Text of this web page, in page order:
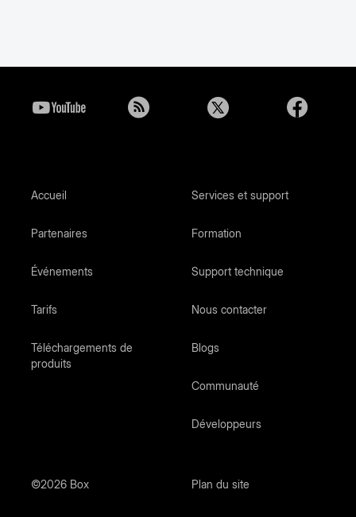
Accueil
Partenaires
Événements
Tarifs
Téléchargements de
produits
Services et support
Formation
Support technique
Nous contacter
Blogs
Communauté
Développeurs
©2026 Box Plan du site